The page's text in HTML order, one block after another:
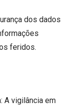
dos dados
feridos.
A vigilância em